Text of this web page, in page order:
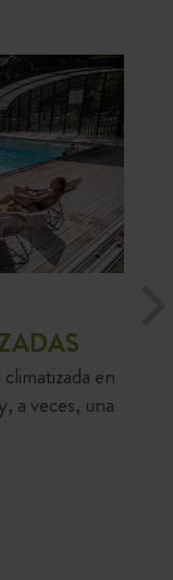
en
a veces, una